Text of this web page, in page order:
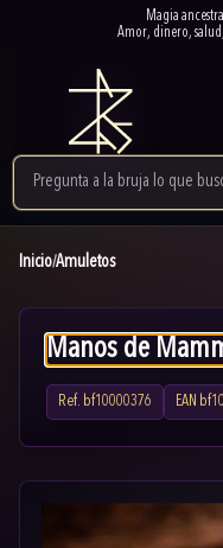
Magia
Amor, dinero,
Inicio/Amuletos
Manos de
Ref. bf10000376 EAN